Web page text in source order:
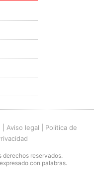
Aviso legal
Política de
reservados.
con palabras.